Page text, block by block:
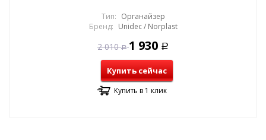
Тип: Органайзер
Бренд: Unidec / Norplast
2 010 Р 1 930 Р
Купить сейчас
Купить в 1 клик